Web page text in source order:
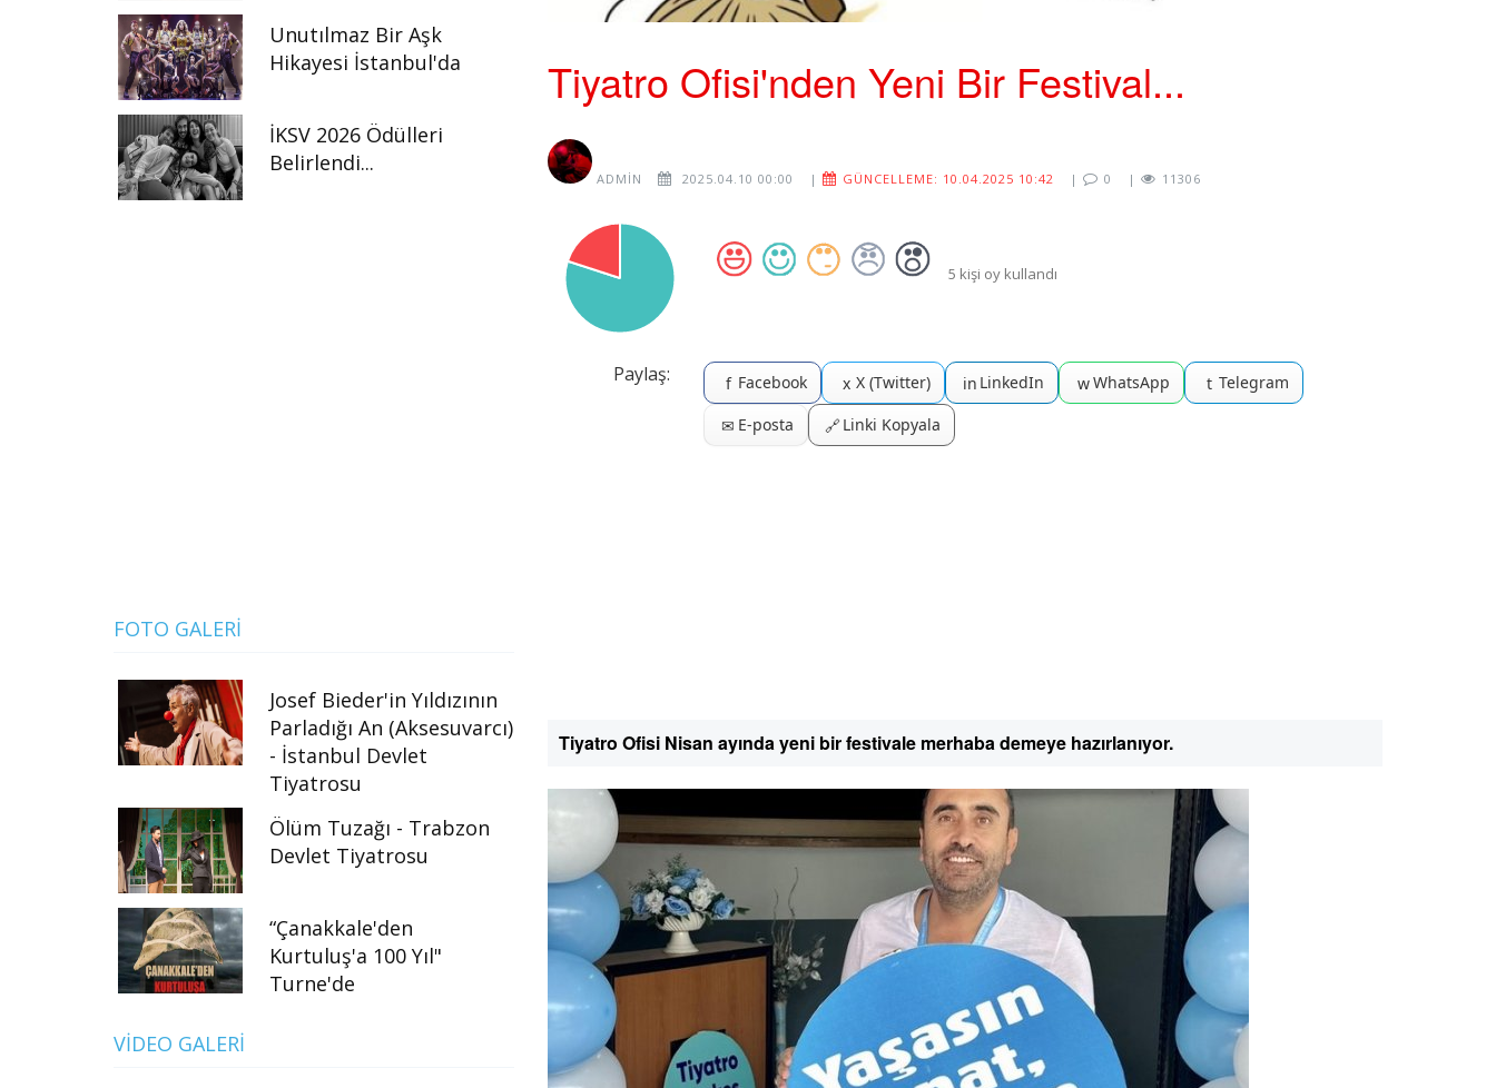
Tiyatro Ofisi'nden Yeni Bir Festival...
ADMIN 2025.04.10 00:00 | GÜNCELLEME: 10.04.2025 10:42 | 0 | 11306
5 kişi oy kullandı
Paylaş: f Facebook x X (Twitter) in LinkedIn wWhatsApp t Telegram
✉ E-posta 🔗Linki Kopyala
Tiyatro Ofisi Nisan ayında yeni bir festivale merhaba demeye hazırlanıyor.
Unutılmaz Bir Aşk
Hikayesi İstanbul'da
İKSV 2026 Ödülleri
Belirlendi...
FOTO GALERI
Josef Bieder'in Yıldızının
Parladığı An (Aksesuvarcı)
- İstanbul Devlet
Tiyatrosu
Ölüm Tuzağı - Trabzon
Devlet Tiyatrosu
“Çanakkale'den
Kurtuluş'a 100 Yıl"
Turne'de
VIDEO GALERI